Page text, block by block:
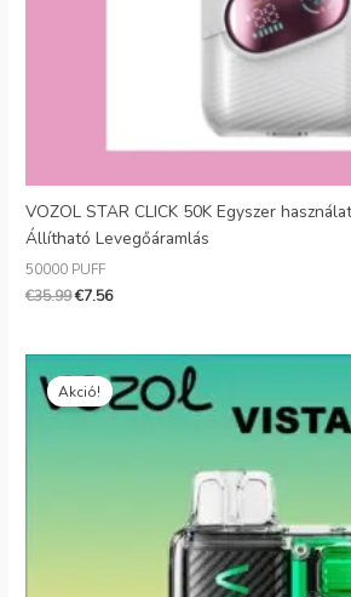
VOZOL STAR CLICK 50K Egyszer
Állítható Levegőáramlás
50000 PUFF
€35.99€7.56
Akció!
ár:
€26.99.
ár:
€6.99.